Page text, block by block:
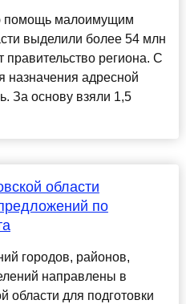
помощь малоимущим
выделили более 54 млн
региона. С
назначения адресной
За основу взяли 1,5
области
по
городов, районов,
направлены в
области для подготовки